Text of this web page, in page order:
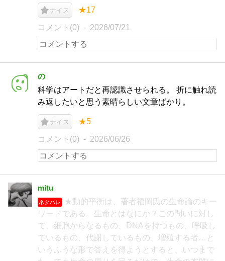
ナイス ★17
コメント(0) 2026/07/21
の
科学はアートだと再認識させられる。 折に触れ読
み返したいと思う素晴らしい文章ばかり。
ナイス ★5
コメント(0) 2026/06/26
mitu
ネタバレ
★動的平衡は、著者福岡氏の生命論のキー
ワードである。生命とはなにか？この問いに対し
て、細胞からなるもの、DNAを持つもの、呼吸し
ているもの、代謝しているもの、増殖する者…と
いうふうな形で答えを得ようとすると、いつまで